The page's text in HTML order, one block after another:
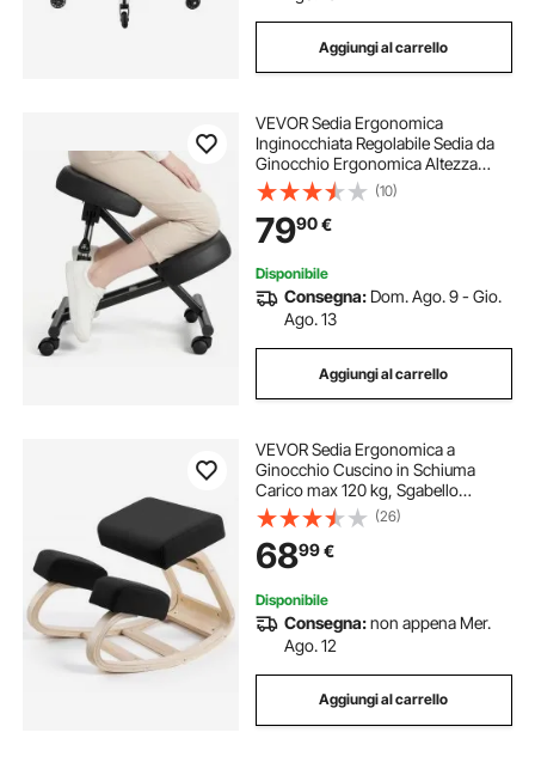
Aggiungi al carrello
VEVOR Sedia Ergonomica
Inginocchiata Regolabile Sedia da
Ginocchio Ergonomica Altezza
Regolabile Sedile da Ginocchio
Contro il Dolore Collo Schiena
Telaio in Metallo a Forma di X,
Carico max 120 kg
(10)
7990€
Disponibile
Consegna: Dom. Ago. 9 - Gio.
Ago. 13
Aggiungi al carrello
VEVOR Sedia Ergonomica a
Ginocchio Cuscino in Schiuma
Carico max 120 kg, Sgabello
Ergonomico Inginocchiato Struttura
in Legno per Sollievo Collo Schiena
Lavoro Lettura Meditazione Casa
Ufficio, Nero
(26)
6899€
Disponibile
Consegna:non appena Mer.
Ago. 12
Aggiungi al carrello